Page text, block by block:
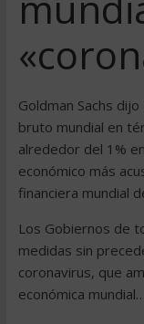
Goldman Sachs
bruto mundial en
alrededor del 1%
económico más
financiera mundial
Los Gobiernos de
medidas sin
coronavirus, que
económica mundial…